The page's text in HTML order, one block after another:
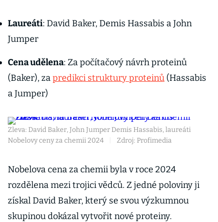
Laureáti: David Baker, Demis Hassabis a John
Jumper
Cena udělena: Za počítačový návrh proteinů
(Baker), zapredikci struktury proteinů (Hassabis
a Jumper)
Zleva: David Baker, John Jumper Demis Hassabis, laureáti
Nobelovy ceny za chemii 2024
Zdroj: Profimedia
Nobelova cena za chemii byla v roce 2024
rozdělena mezi trojici vědců. Z jedné poloviny ji
získal David Baker, který se svou výzkumnou
skupinou dokázal vytvořit nové proteiny.